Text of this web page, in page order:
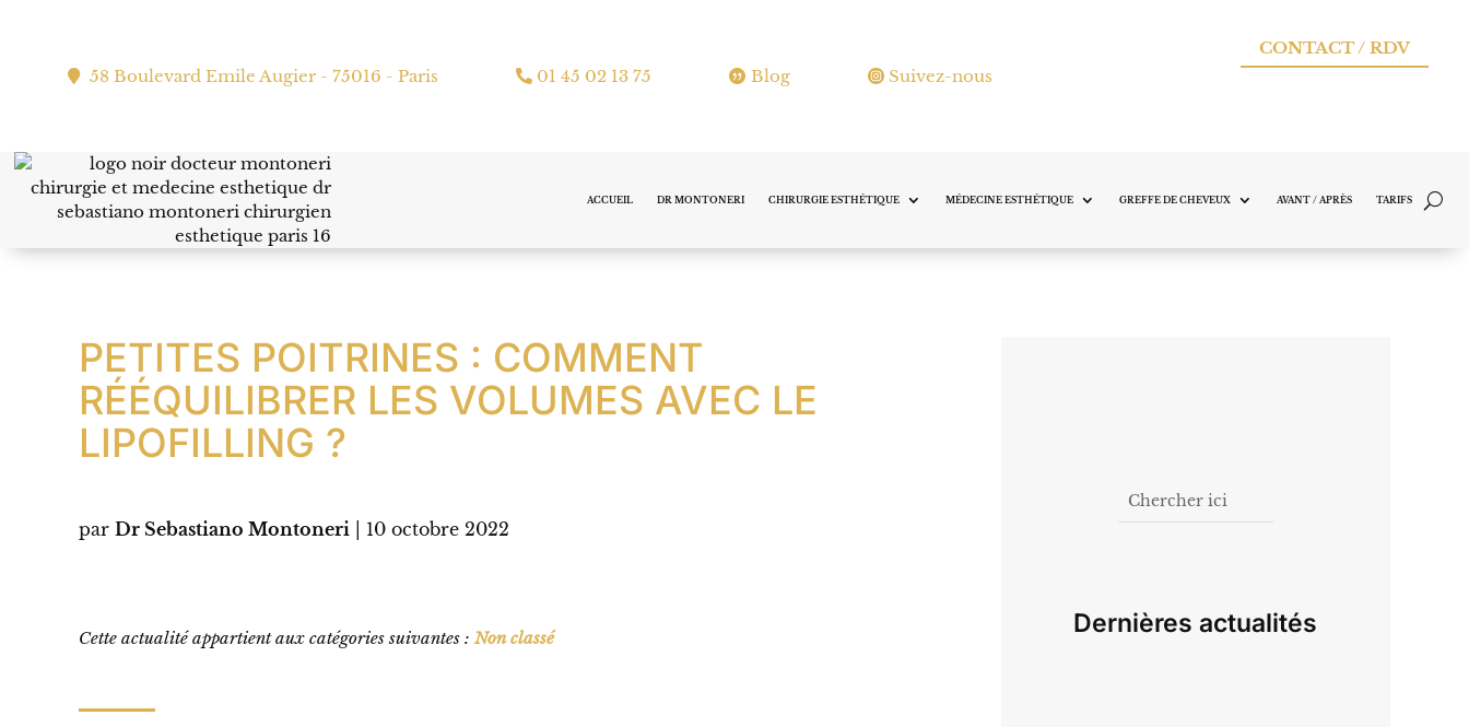
58 Boulevard Emile Augier - 75016 - Paris 01 45 02 13 75 Blog Suivez-nous
CONTACT / RDV
ACCUEIL DR MONTONERI CHIRURGIE ESTHÉTIQUE MÉDECINE ESTHÉTIQUE GREFFE DE CHEVEUX AVANT / APRÈS TARIFS
PETITES POITRINES : COMMENT
RÉÉQUILIBRER LES VOLUMES AVEC LE
LIPOFILLING ?
par Dr Sebastiano Montoneri 10 octobre 2022
Cette actualité appartient aux catégories suivantes : Non classé Dernières actualités